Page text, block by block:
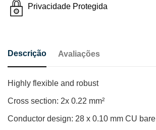
Privacidade Protegida
Descrição Avaliações
Highly flexible and robust
Cross section: 2x 0.22 mm²
Conductor design: 28 x 0.10 mm CU bare